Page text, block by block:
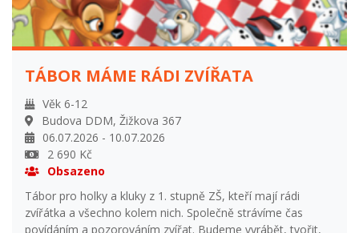
TÁBOR MÁME RÁDI ZVÍŘATA
Věk 6-12
Budova DDM, Žižkova 367
06.07.2026 - 10.07.2026
2 690 Kč
Obsazeno
Tábor pro holky a kluky z 1. stupně ZŠ, kteří mají rádi
zvířátka a všechno kolem nich. Společně strávíme čas
povídáním a pozorováním zvířat. Budeme vyrábět, tvořit,